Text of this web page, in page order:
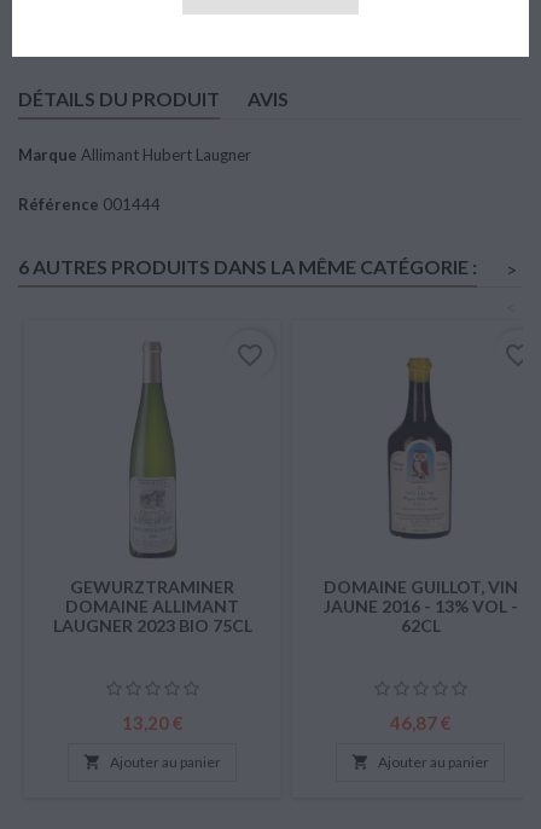
DÉTAILS DU PRODUIT AVIS
Marque Allimant Hubert Laugner
Référence 001444
6 AUTRES PRODUITS DANS LA MÊME CATÉGORIE :
>
GEWURZTRAMINER
DOMAINE ALLIMANT
LAUGNER 2023 BIO 75CL
Prix
13,20 €
 Ajouter au panier
favorite_border
DOMAINE GUILLOT, VIN
JAUNE 2016 - 13% VOL -
62CL
Prix
46,87 €
 Ajouter au panier
favorite_border